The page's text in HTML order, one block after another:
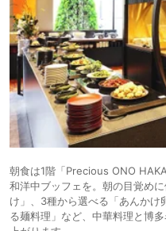
朝食は1階「Precious ONO
和洋中ブッフェを。朝の目覚め
け」、3種から選べる「あんかけ
る麺料理」など、中華料理と博